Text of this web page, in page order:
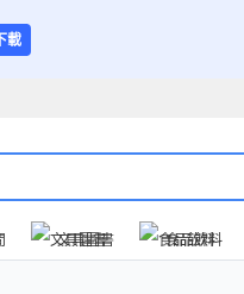
載
文具圖書 食品飲料